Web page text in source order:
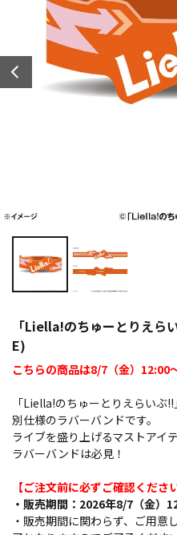
「Liella!のちゅーとりえら
E)
こちらの商品は8/7（金）12:00
「Liella!のちゅーとりえらいぶ
別仕様のラバーバンドです。
ライブを盛り上げるマストアイ
ラバーバンドは必見！
【ご注文前に必ずご確認ください
・販売期間：2026年8/7（金）
・販売期間に関わらず、ご用意